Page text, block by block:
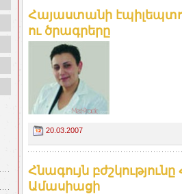
Հայաստանի
ու ծրագրերը
20.03.2007
Հնագույն
Ամասիացի